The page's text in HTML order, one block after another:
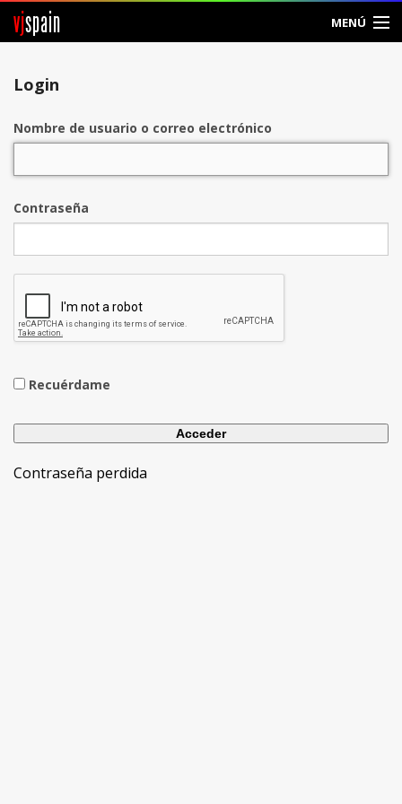
vjspain MENÚ
Login
Nombre de usuario o correo electrónico
Contraseña
Recuérdame
Contraseña perdida